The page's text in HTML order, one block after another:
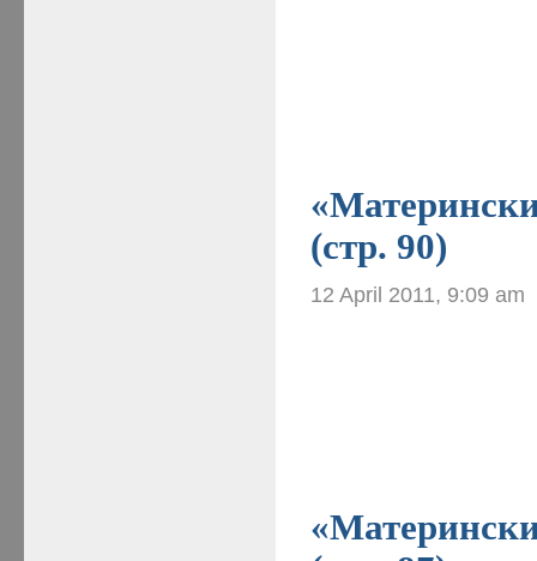
(стр. 90)
12 April 2011, 9:09 am